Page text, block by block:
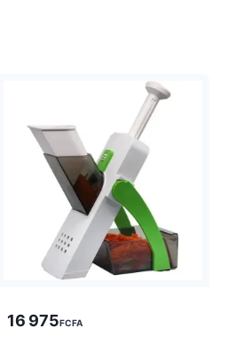
16 975FCFA